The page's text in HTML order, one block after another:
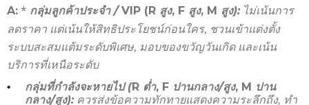
A: * กลุ่มลูกค้าประจำ /VIP (R สูง, F สูง, M สูง): ไม่เน้นการ
ลดราคา แต่เน้นให้สิทธิประโยชน์ก่อนใคร, ชวนเข้าแต่งตั้ง
ระบบสะสมแต้มระดับพิเศษ, มอบของขวัญวันเกิด และเน้น
บริการที่เหนือระดับ
กลุ่มที่กำลังจะหายไป (R ต่ำ, F ปานกลาง/สูง, M ปาน
กลาง/สูง): ควรส่งข้อความทักทายแสดงความระลึกถึง, ทำ